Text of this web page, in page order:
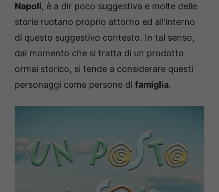
Napoli, è a dir poco suggestiva e molte delle
storie ruotano proprio attorno ed all’interno
di questo suggestivo contesto. In tal senso,
dal momento che si tratta di un prodotto
ormai storico, si tende a considerare questi
personaggi come persone di famiglia.